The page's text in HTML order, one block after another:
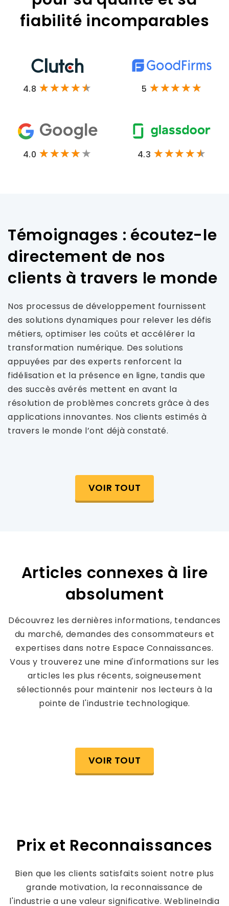
fiabilité incomparables
4.8 5
4.0 4.3
Témoignages : écoutez-le
directement de nos
clients à travers le monde
Nos processus de développement fournissent
des solutions dynamiques pour relever les défis
métiers, optimiser les coûts et accélérer la
transformation numérique. Des solutions
appuyées par des experts renforcent la
fidélisation et la présence en ligne, tandis que
des succès avérés mettent en avant la
résolution de problèmes concrets grâce à des
applications innovantes. Nos clients estimés à
travers le monde l’ont déjà constaté.
VOIR TOUT
Articles connexes à lire
absolument
Découvrez les dernières informations, tendances
du marché, demandes des consommateurs et
expertises dans notre Espace Connaissances.
Vous y trouverez une mine d'informations sur les
articles les plus récents, soigneusement
sélectionnés pour maintenir nos lecteurs à la
pointe de l'industrie technologique.
VOIR TOUT
Prix et Reconnaissances
Bien que les clients satisfaits soient notre plus
grande motivation, la reconnaissance de
l'industrie a une valeur significative. WeblineIndia